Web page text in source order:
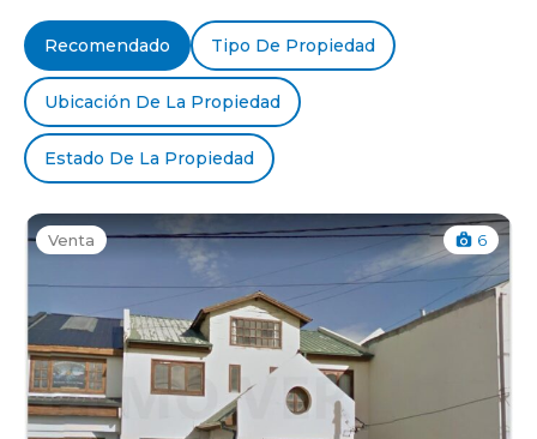
Recomendado Tipo De Propiedad
Ubicación De La Propiedad
Estado De La Propiedad
Venta 6